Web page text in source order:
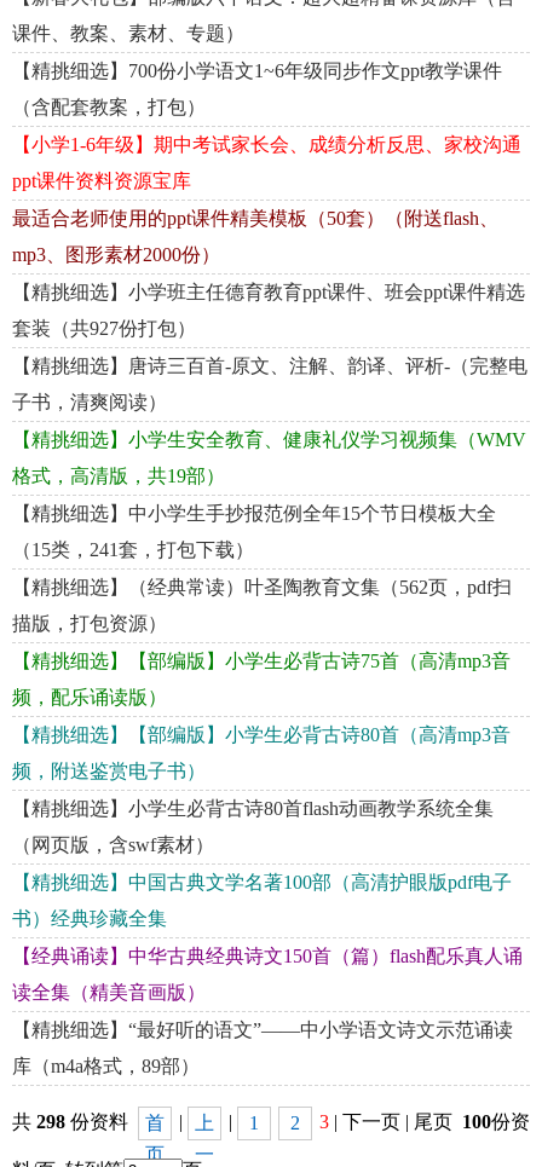
课件、教案、素材、专题）
【精挑细选】700份小学语文1~6年级同步作文ppt教学课件
（含配套教案，打包）
【小学1-6年级】期中考试家长会、成绩分析反思、家校沟通
ppt课件资料资源宝库
最适合老师使用的ppt课件精美模板（50套）（附送flash、
mp3、图形素材2000份）
【精挑细选】小学班主任德育教育ppt课件、班会ppt课件精选
套装（共927份打包）
【精挑细选】唐诗三百首-原文、注解、韵译、评析-（完整电
子书，清爽阅读）
【精挑细选】小学生安全教育、健康礼仪学习视频集（WMV
格式，高清版，共19部）
【精挑细选】中小学生手抄报范例全年15个节日模板大全
（15类，241套，打包下载）
【精挑细选】（经典常读）叶圣陶教育文集（562页，pdf扫
描版，打包资源）
【精挑细选】【部编版】小学生必背古诗75首（高清mp3音
频，配乐诵读版）
【精挑细选】【部编版】小学生必背古诗80首（高清mp3音
频，附送鉴赏电子书）
【精挑细选】小学生必背古诗80首flash动画教学系统全集
（网页版，含swf素材）
【精挑细选】中国古典文学名著100部（高清护眼版pdf电子
书）经典珍藏全集
【经典诵读】中华古典经典诗文150首（篇）flash配乐真人诵
读全集（精美音画版）
【精挑细选】“最好听的语文”——中小学语文诗文示范诵读
库（m4a格式，89部）
共 298 份资料
首
页
|
上
一
| 1 2 3 | 下一页 | 尾页 100份资